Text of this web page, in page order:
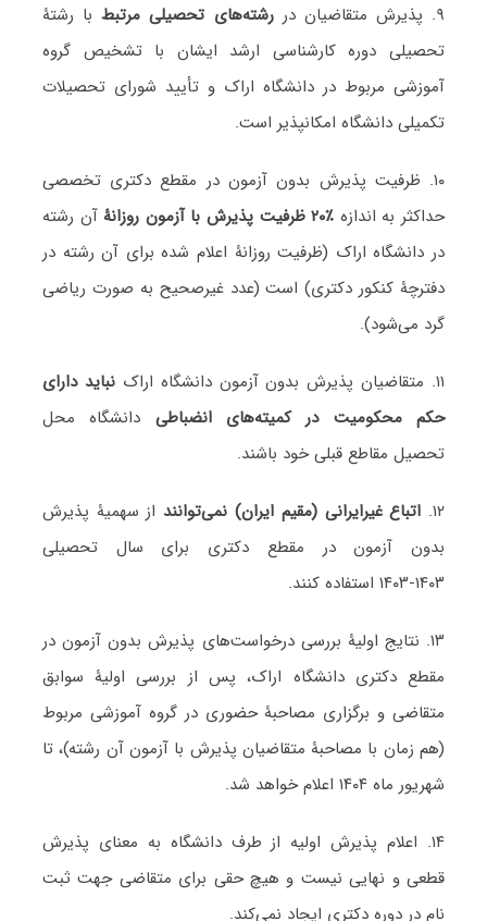
۹. پذیرش متقاضیان در رشته‌های تحصیلی مرتبطبا رشتۀ
تحصیلی دوره کارشناسی ارشد ایشان با تشخیص گروه
آموزشی مربوط در دانشگاه اراک و تأیید شورای تحصیلات
تکمیلی دانشگاه امکانپذیر است.
۱۰. ظرفیت پذیرش بدون آزمون در مقطع دکتری تخصصی
حداکثر به اندازه ٪۲۰ ظرفیت پذیرش با آزمون روزانۀ
آن رشته
در دانشگاه اراک (ظرفیت روزانۀ اعلام شده برای آن رشته در
دفترچۀ کنکور دکتری) است (عدد غیرصحیح به صورت ریاضی
گرد می‌شود).
۱۱. متقاضیان پذیرش بدون آزمون دانشگاه اراک
نباید دارای
حکم محکومیت در کمیته‌های انضباطی دانشگاه محل
تحصیل مقاطع قبلی خود باشند.
۱۲. اتباع غیرایرانی (مقیم ایران) نمی‌توانند از سهمیۀ پذیرش
بدون آزمون در مقطع دکتری برای سال تحصیلی
۱۴۰۳-۱۴۰۳ استفاده کنند.
۱۳. نتایج اولیۀ بررسی درخواست‌های پذیرش بدون آزمون در
مقطع دکتری دانشگاه اراک، پس از بررسی اولیۀ سوابق
متقاضی و برگزاری مصاحبۀ حضوری در گروه آموزشی مربوط
(هم زمان با مصاحبۀ متقاضیان پذیرش با آزمون آن رشته)، تا
شهریور ماه ۱۴۰۴ اعلام خواهد شد.
۱۴. اعلام پذیرش اولیه از طرف دانشگاه به معنای پذیرش
قطعی و نهایی نیست و هیچ حقی برای متقاضی جهت ثبت
نام در دوره دکتری ایجاد نمی‌کند.